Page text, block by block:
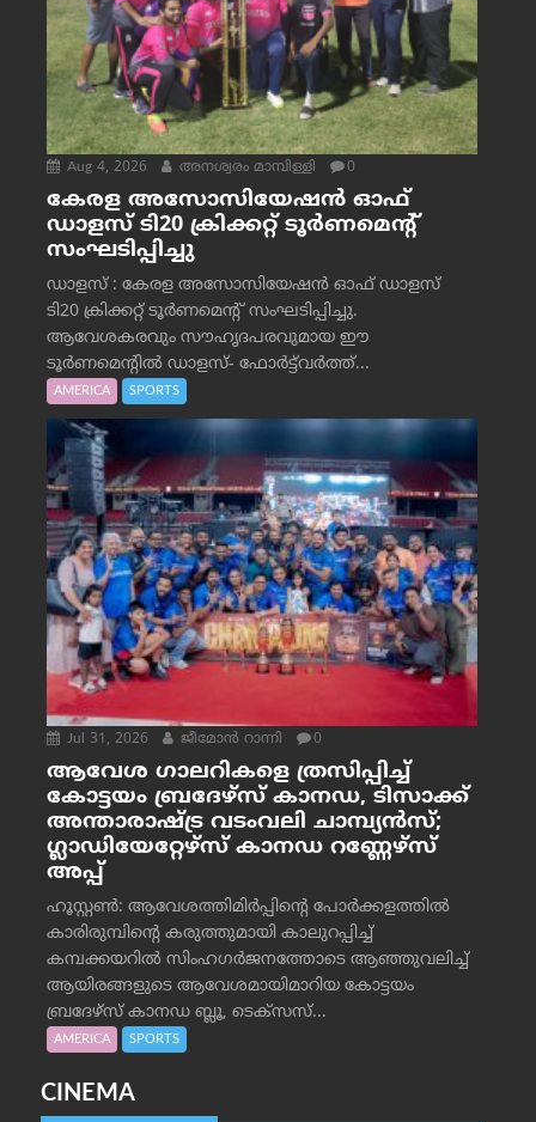
Aug 4, 2026 അനശ്വരം മാമ്പിള്ളി 0
കേരള അസോസിയേഷൻ ഓഫ്
ഡാളസ് ടി20 ക്രിക്കറ്റ് ടൂർണമെന്റ്
സംഘടിപ്പിച്ചു
ഡാളസ് : കേരള അസോസിയേഷൻ ഓഫ് ഡാളസ്
ടി20 ക്രിക്കറ്റ് ടൂർണമെന്റ് സംഘടിപ്പിച്ചു.
ആവേശകരവും സൗഹൃദപരവുമായ ഈ
ടൂർണമെന്റിൽ ഡാളസ്- ഫോർട്ട്‌വര്‍ത്ത്...
AMERICA SPORTS
Jul 31, 2026 ജീമോന്‍ റാന്നി 0
ആവേശ ഗാലറികളെ ത്രസിപ്പിച്ച്
കോട്ടയം ബ്രദേഴ്‌സ് കാനഡ, ടിസാക്ക്
അന്താരാഷ്ട്ര വടംവലി ചാമ്പ്യന്‍സ്;
ഗ്ലാഡിയേറ്റേഴ്‌സ് കാനഡ റണ്ണേഴ്‌സ്
അപ്പ്
ഹൂസ്റ്റണ്‍: ആവേശത്തിമിര്‍പ്പിന്റെ പോര്‍ക്കളത്തില്‍
കാരിരുമ്പിന്റെ കരുത്തുമായി കാലുറപ്പിച്ച്
കമ്പക്കയറില്‍ സിംഹഗര്‍ജനത്തോടെ ആഞ്ഞുവലിച്ച്
ആയിരങ്ങളുടെ ആവേശമായിമാറിയ കോട്ടയം
ബ്രദേഴ്‌സ് കാനഡ ബ്ലൂ, ടെക്‌സസ്...
AMERICA SPORTS
CINEMA